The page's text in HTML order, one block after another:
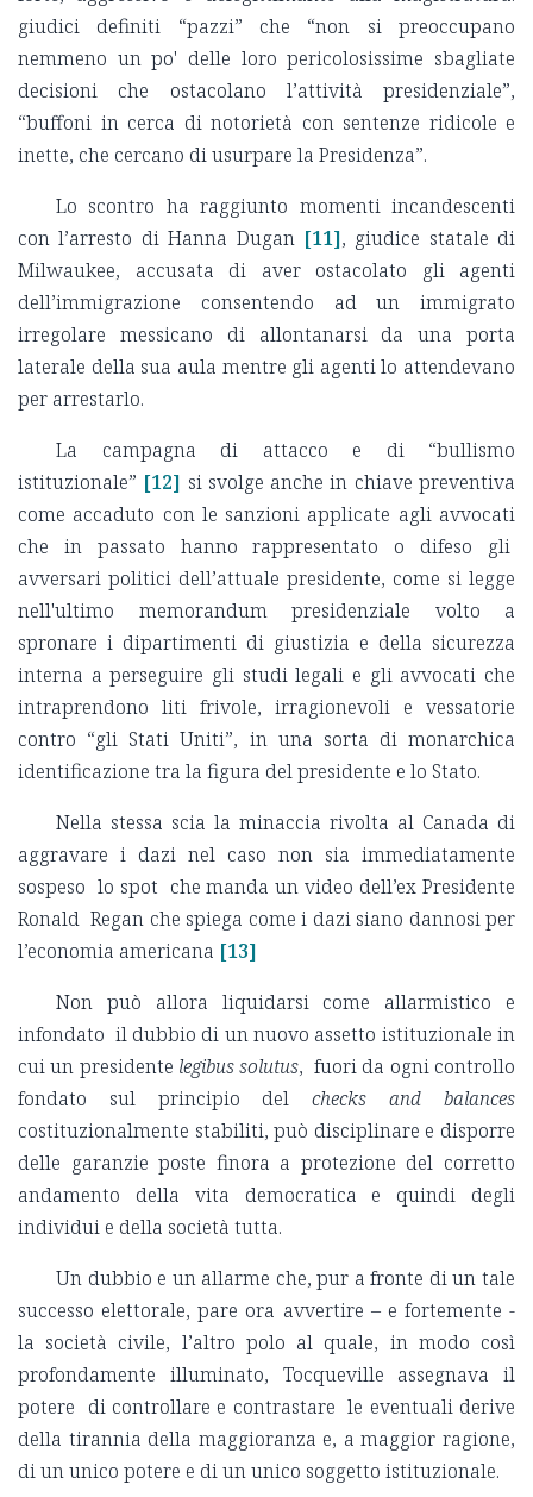
giudici definiti “pazzi” che “non si preoccupano
nemmeno un po' delle loro pericolosissime sbagliate
decisioni che ostacolano l’attività presidenziale”,
“buffoni in cerca di notorietà con sentenze ridicole e
inette, che cercano di usurpare la Presidenza”.
Lo scontro ha raggiunto momenti incandescenti
con l’arresto di Hanna Dugan [11], giudice statale di
Milwaukee, accusata di aver ostacolato gli agenti
dell’immigrazione consentendo ad un immigrato
irregolare messicano di allontanarsi da una porta
laterale della sua aula mentre gli agenti lo attendevano
per arrestarlo.
La campagna di attacco e di “bullismo
istituzionale” [12] si svolge anche in chiave preventiva
come accaduto con le sanzioni applicate agli avvocati
che in passato hanno rappresentato o difeso gli
avversari politici dell’attuale presidente, come si legge
nell'ultimo memorandum presidenziale volto a
spronare i dipartimenti di giustizia e della sicurezza
interna a perseguire gli studi legali e gli avvocati che
intraprendono liti frivole, irragionevoli e vessatorie
contro “gli Stati Uniti”, in una sorta di monarchica
identificazione tra la figura del presidente e lo Stato.
Nella stessa scia la minaccia rivolta al Canada di
aggravare i dazi nel caso non sia immediatamente
sospeso lo spot che manda un video dell’ex Presidente
Ronald Regan che spiega come i dazi siano dannosi per
l’economia americana [13]
Non può allora liquidarsi come allarmistico e
infondato il dubbio di un nuovo assetto istituzionale in
cui un presidente legibus solutus, fuori da ogni controllo
fondato sul principio delchecks and balances
costituzionalmente stabiliti, può disciplinare e disporre
delle garanzie poste finora a protezione del corretto
andamento della vita democratica e quindi degli
individui e della società tutta.
Un dubbio e un allarme che, pur a fronte di un tale
successo elettorale, pare ora avvertire – e fortemente -
la società civile, l’altro polo al quale, in modo così
profondamente illuminato, Tocqueville assegnava il
potere di controllare e contrastare le eventuali derive
della tirannia della maggioranza e, a maggior ragione,
di un unico potere e di un unico soggetto istituzionale.